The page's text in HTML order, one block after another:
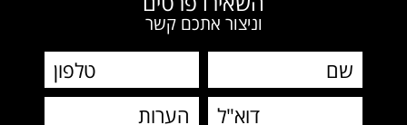
וניצור אתכם קשר